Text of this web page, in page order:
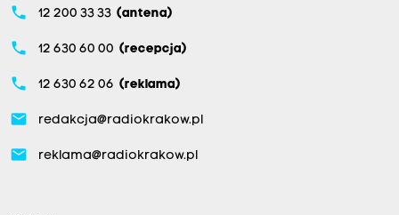
phone 12 200 33 33 (antena)
phone 12 630 60 00 (recepcja)
phone 12 630 62 06 (reklama)
email redakcja@radiokrakow.pl
email reklama@radiokrakow.pl